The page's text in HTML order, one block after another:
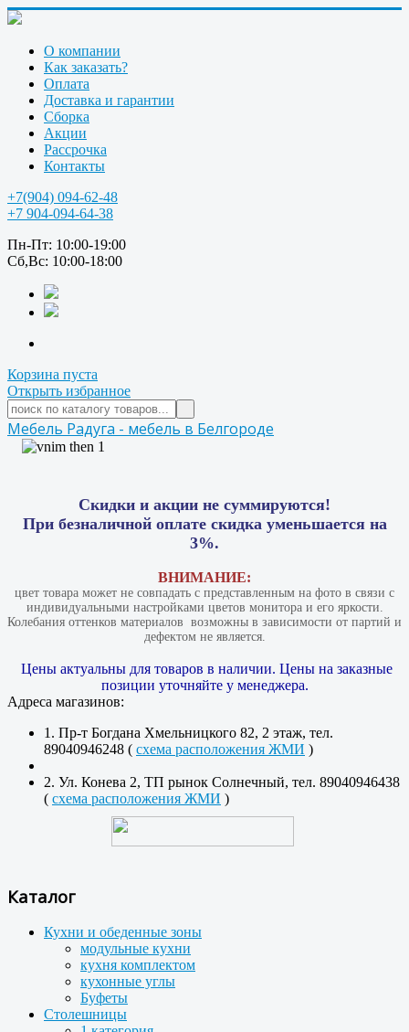
О компании
Как заказать?
Оплата
Доставка и гарантии
Сборка
Акции
Рассрочка
Контакты
+7(904) 094-62-48
+7 904-094-64-38
Пн-Пт: 10:00-19:00
Сб,Вс: 10:00-18:00
Корзина пуста
Открыть избранное
Мебель Радуга - мебель в Белгороде
Скидки и акции не суммируются!
При безналичной оплате скидка уменьшается на
3%.
ВНИМАНИЕ:
цвет товара может не совпадать с представленным на фото в связи с
индивидуальными настройками цветов монитора и его яркости.
Колебания оттенков материалов​ ​ возможны в зависимости от партий и
дефектом не является.
Цены актуальны для товаров в наличии. Цены на заказные
позиции уточняйте у менеджера.
Адреса магазинов:
1. Пр-т Богдана Хмельницкого 82, 2 этаж, тел.
89040946248 ( схема расположения ЖМИ )
2. Ул. Конева 2, ТП рынок Солнечный, тел. 89040946438
( схема расположения ЖМИ )
Каталог
Кухни и обеденные зоны
модульные кухни
кухня комплектом
кухонные углы
Буфеты
Столешницы